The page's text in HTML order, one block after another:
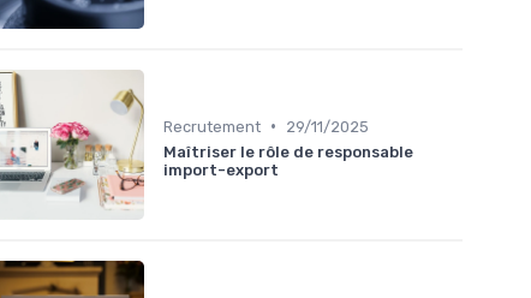
Recrutement •
29/11/2025
Maîtriser le rôle de responsable
import-export